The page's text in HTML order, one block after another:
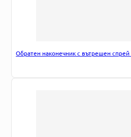
Обратен наконечник с вътрешен